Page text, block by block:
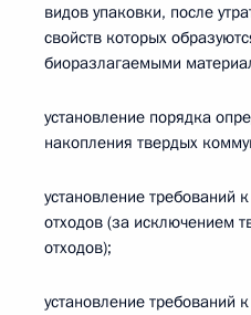
видов упаковки, после
свойств которых
биоразлагаемыми
установление порядка
накопления твердых
установление требований
отходов (за исключением
отходов);
установление требований